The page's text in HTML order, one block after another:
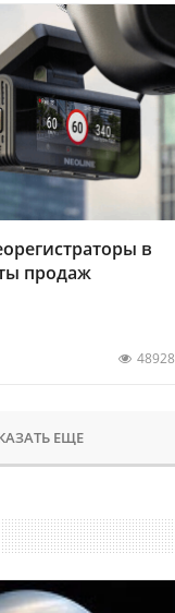
в
продаж
48928
ЕЩЕ